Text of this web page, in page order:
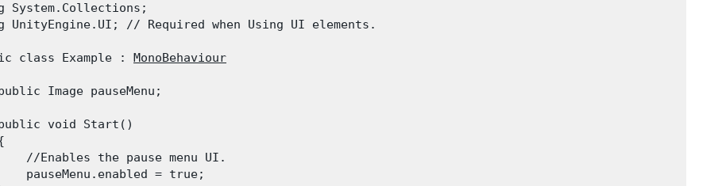
System.Collections;
UnityEngine.UI; // Required when Using UI elements.
class Example : MonoBehaviour
Image pauseMenu;
void Start()
//Enables the pause menu UI.
pauseMenu.enabled = true;